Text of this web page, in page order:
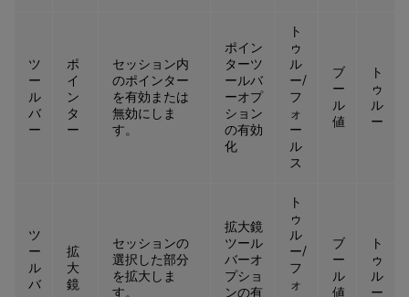
ツ
ー
ル
バ
ー
ポ
イ
ン
タ
ー
セッション内
のポインター
を有効または
無効にしま
す。
ポイン
ターツ
ールバ
ーオプ
ション
の有効
化
ト
ゥ
ル
ー/
フ
ォ
ー
ル
ス
ブ
ー
ル
値
ト
ゥ
ル
ー
ツ
ー
ル
バ
拡
大
鏡
セッションの
選択した部分
を拡大しま
す。
拡大鏡
ツール
バーオ
プショ
ンの有
ト
ゥ
ル
ー/
フ
ォ
ブ
ー
ル
値
ト
ゥ
ル
ー